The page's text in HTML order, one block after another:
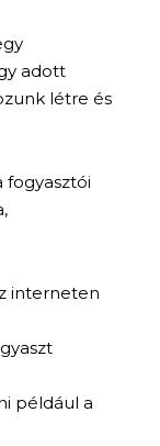
adott
létre és
fogyasztói
interneten
például a